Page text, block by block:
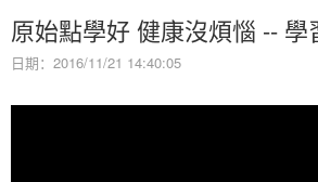
原始點學好 健康沒煩惱 -- 學
日期：2016/11/21 14:40:05